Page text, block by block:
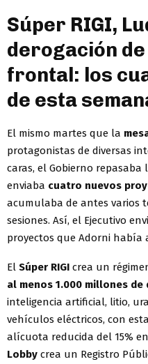
Súper RIGI,
derogación
frontal: los
de esta
El mismo martes que la
protagonistas de diversas
caras, el Gobierno
enviaba cuatro nuevos
acumulaba de antes varios
sesiones. Así, el Ejecutivo
proyectos que Adorni había
El Súper RIGI crea un
al menos 1.000 millones de
inteligencia artificial, litio,
vehículos eléctricos, con
alícuota reducida del 15%
Lobby crea un Registro